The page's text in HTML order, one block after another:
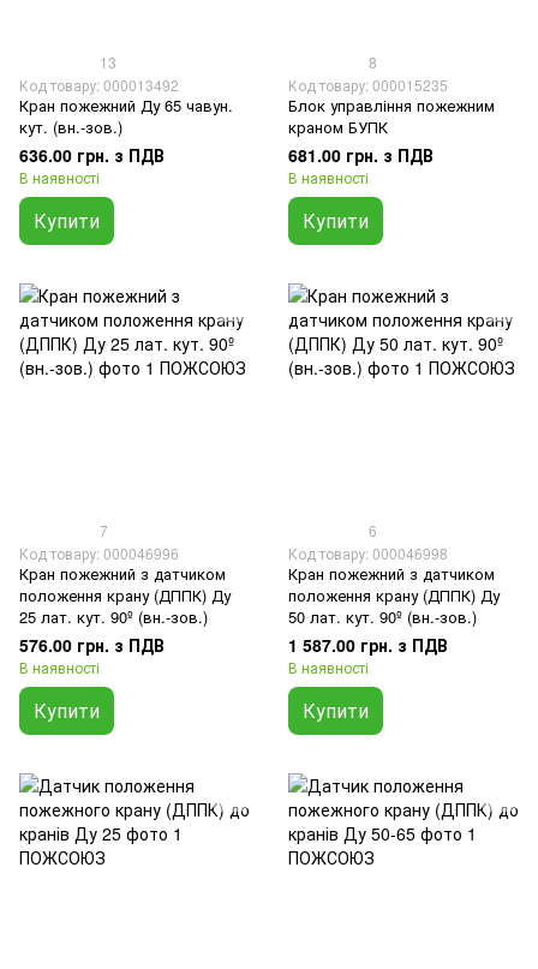
13
Код товару: 000013492
Кран пожежний Ду 65 чавун.
кут. (вн.-зов.)
636.00 грн. з ПДВ
В наявності
Купити
8
Код товару: 000015235
Блок управління пожежним
краном БУПК
681.00 грн. з ПДВ
В наявності
Купити
7
Код товару: 000046996
Кран пожежний з датчиком
положення крану (ДППК) Ду
25 лат. кут. 90º (вн.-зов.)
576.00 грн. з ПДВ
В наявності
Купити
6
Код товару: 000046998
Кран пожежний з датчиком
положення крану (ДППК) Ду
50 лат. кут. 90º (вн.-зов.)
1 587.00 грн. з ПДВ
В наявності
Купити